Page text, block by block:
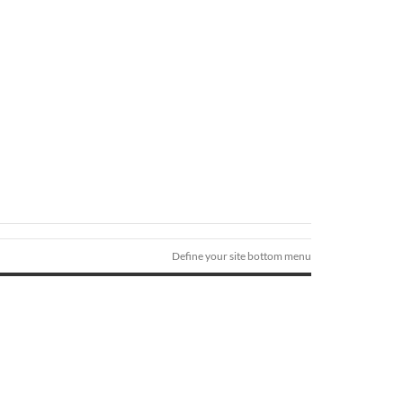
Define your site bottom menu